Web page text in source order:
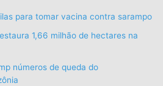
para tomar vacina contra sarampo
1,66 milhão de hectares na
números de queda do